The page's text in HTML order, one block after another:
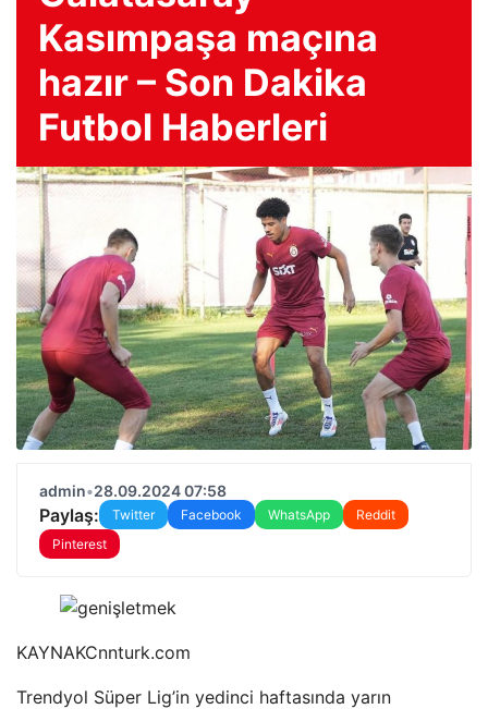
Kasımpaşa maçına
hazır – Son Dakika
Futbol Haberleri
admin•28.09.2024 07:58
Paylaş: Twitter Facebook WhatsApp
Reddit
Pinterest
KAYNAKCnnturk.com
Trendyol Süper Lig’in yedinci haftasında yarın